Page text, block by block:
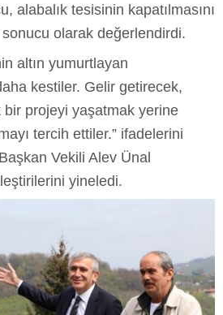
alabalık tesisinin kapatılmasını
sonucu olarak değerlendirdi.
altın yumurtlayan
kestiler. Gelir getirecek,
projeyi yaşatmak yerine
tercih ettiler.” ifadelerini
Vekili Alev Ünal
yineledi.